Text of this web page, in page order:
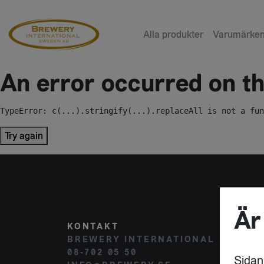
Alla produkter Varumärken
An error occurred on
TypeError: c(...).stringify(...).replaceAll is not a
Try again
KONTAKT
BREWERY INTERNATIONAL
08-702 05 50
120